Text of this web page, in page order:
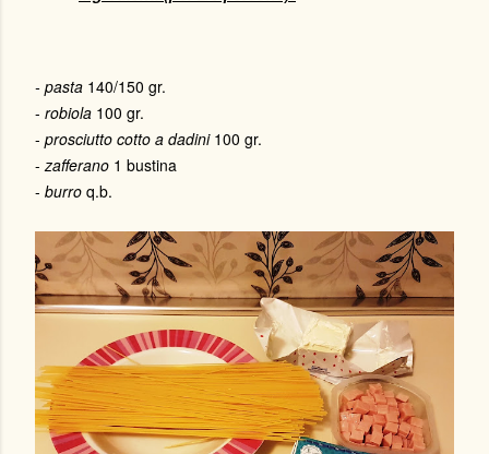
- pasta 140/150 gr.
- robiola 100 gr.
- prosciutto cotto a dadini 100 gr.
-zafferano 1 bustina
- burro q.b.